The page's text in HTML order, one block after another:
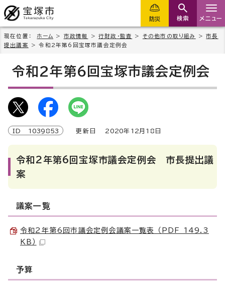
防災 検索 メニュー
現在位置： ホーム > 市政情報 >行財政・監査 > その他市の取り組み >市長
提出議案
> 令和2年第6回宝塚市議会定例会
令和2年第6回宝塚市議会定例会
ID 1039853 更新日 2020年 12 月 18 日
令和2年第6回宝塚市議会定例会 市長提出議
案
議案一覧
令和2年第6回市議会定例会議案一覧表 （PDF 149.3
KB）
予算